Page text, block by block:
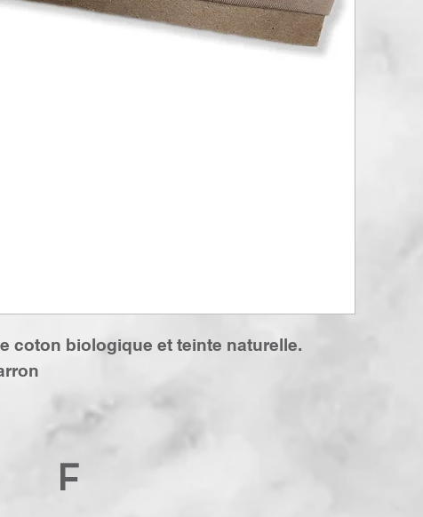
coton biologique et teinte naturelle.
F